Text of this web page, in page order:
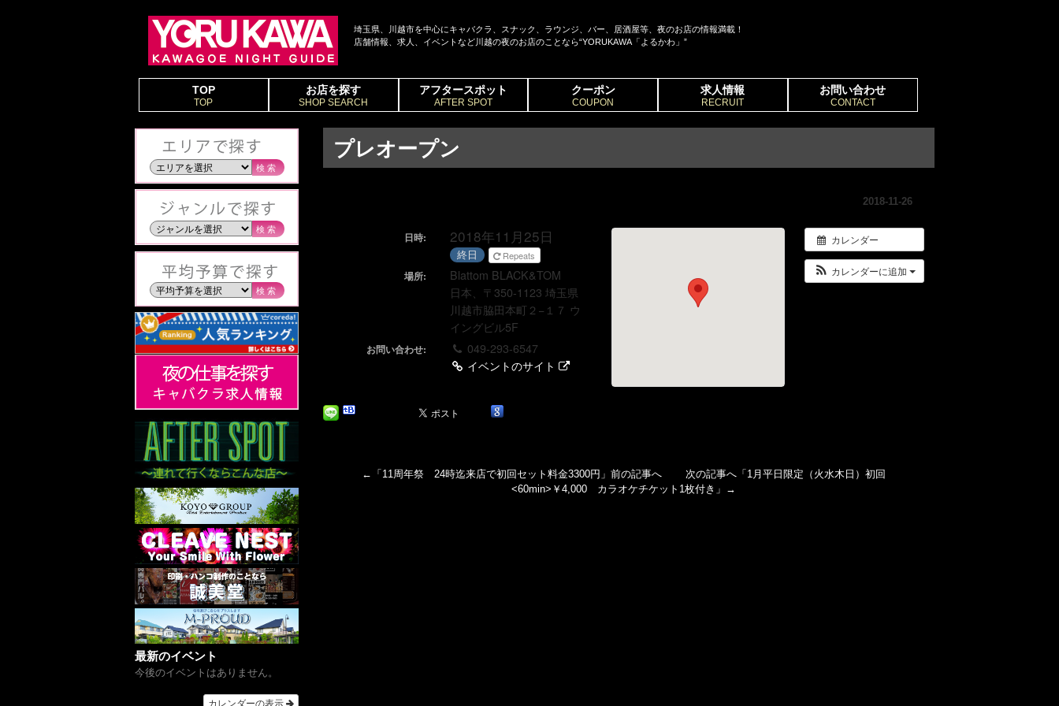
埼玉県、川越市を中心にキャバクラ、スナック、ラウンジ、バー、居酒屋等、夜のお店の情報満載！
店舗情報、求人、イベントなど川越の夜のお店のことなら“YORUKAWA「よるかわ」”
TOP
TOP
お店を探す
SHOP SEARCH
アフタースポット
AFTER SPOT
クーポン
COUPON
求人情報
RECRUIT
お問い合わせ
CONTACT
プレオープン
2018-11-26
カレンダー
カレンダーに追加
日時: 2018年11月25日
終日 Repeats
場所:
Blattom BLACK&TOM
日本、〒350-1123 埼玉県
川越市脇田本町２−１７ ウ
イングビル5F
お問い合わせ:
049-293-6547
イベントのサイト
←「 11周年祭 24時迄来店で初回セット料金3300円 」前の記事へ 次の記事へ「 1月平日限定（火水木日）初回
<60min>￥4,000 カラオケチケット1枚付き 」→
検索
検索
検索
最新のイベント
今後のイベントはありません。
カレンダーの表示